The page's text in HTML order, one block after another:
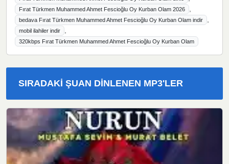
Fırat Türkmen Muhammed Ahmet Fescioğlu Oy Kurban Olam 2026
bedava Fırat Türkmen Muhammed Ahmet Fescioğlu Oy Kurban Olam indir
mobil ilahiler indir
320kbps Fırat Türkmen Muhammed Ahmet Fescioğlu Oy Kurban Olam
SIRADAKI ŞUAN DINLENEN MP3'LER